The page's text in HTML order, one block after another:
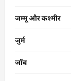
जम्मू और कश्मीर
जुर्म
जॉब